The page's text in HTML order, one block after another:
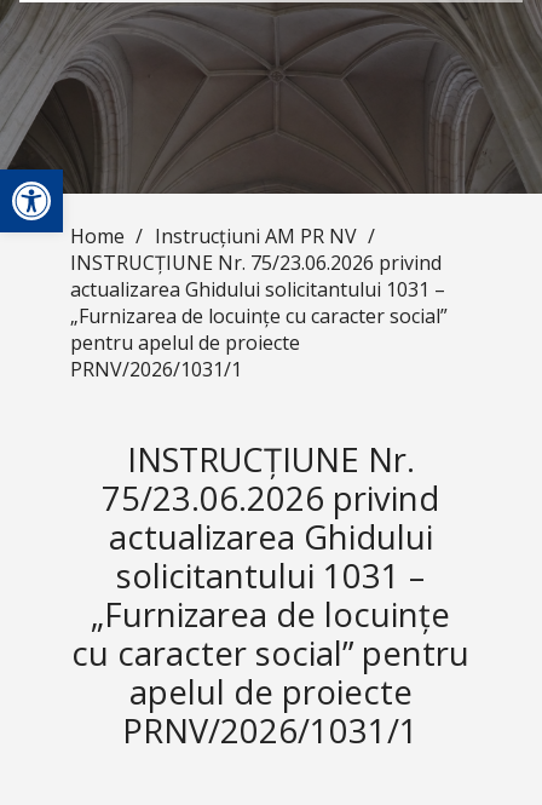
Open toolbar
Home / Instrucțiuni AM PR NV /
INSTRUCȚIUNE Nr. 75/23.06.2026 privind
actualizarea Ghidului solicitantului 1031 –
„Furnizarea de locuințe cu caracter social”
pentru apelul de proiecte
PRNV/2026/1031/1
INSTRUCȚIUNE Nr.
75/23.06.2026 privind
actualizarea Ghidului
solicitantului 1031 –
„Furnizarea de locuințe
cu caracter social” pentru
apelul de proiecte
PRNV/2026/1031/1